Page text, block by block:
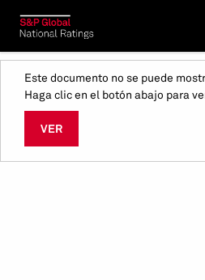
Este documento no se puede
Haga clic en el botón abajo para
VER